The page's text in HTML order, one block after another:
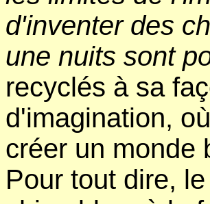
d'inventer des
une nuits sont
recyclés à sa
d'imagination,
créer un monde
Pour tout dire,